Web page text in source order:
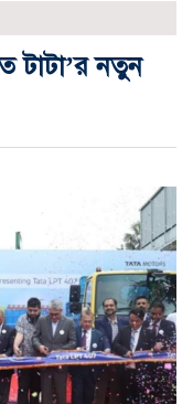
টাটা’র নতুন